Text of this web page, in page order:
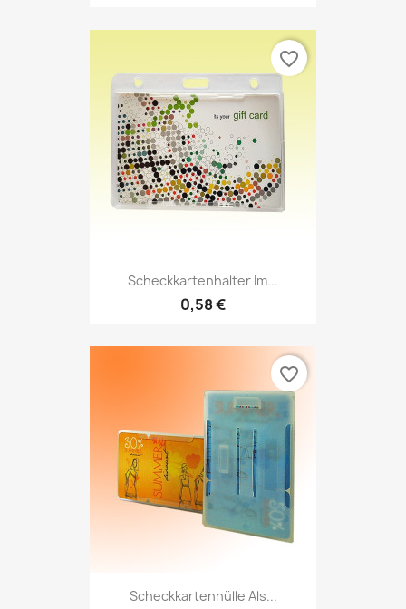
Scheckkartenhalter Im...
0,58 €
favorite_border
Scheckkartenhülle Als...
favorite_border